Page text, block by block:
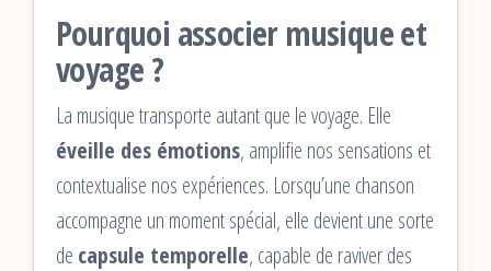
Pourquoi associer musique et
voyage ?
La musique transporte autant que le voyage. Elle
éveille des émotions, amplifie nos sensations et
contextualise nos expériences. Lorsqu’une chanson
accompagne un moment spécial, elle devient une sorte
de capsule temporelle, capable de raviver des